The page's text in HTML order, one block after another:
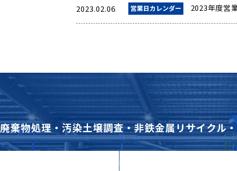
2023.02.06 営業日カレンダー 2023年度営
棄物処理・汚染土壌調査・非鉄金属リサイクル